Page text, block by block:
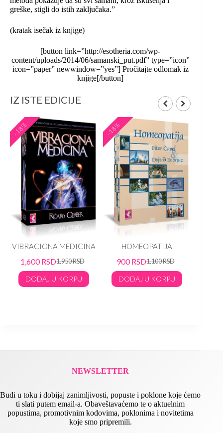
greške, stigli do istih zaključaka.”
(kratak isečak iz knjige)
[button link=”http://esotheria.com/wp-
content/uploads/2014/06/samanski_put.pdf” type=”icon”
icon=”paper” newwindow=”yes”] Pročitajte odlomak iz
knjige[/button]
IZ ISTE EDICIJE
-18%
VIBRACIONA MEDICINA
1,950RSD
1,600RSD
DODAJ U KORPU
-18%
HOMEOPATIJA
1,100RSD
900RSD
DODAJ U KORPU
NEWSLETTER
Budi u toku i dobijaj zanimljivosti, popuste i poklone koje ćemo
ti slati putem email-a. Obaveštavaćemo te o aktuelnim
popustima, promotivnim kodovima, poklonima i novitetima
koje smo pripremili.